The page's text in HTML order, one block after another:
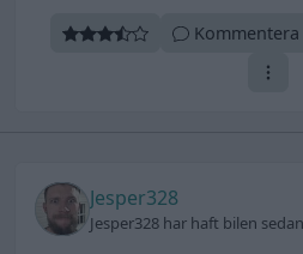
Kommentera
Jesper328
Jesper328 har haft bilen